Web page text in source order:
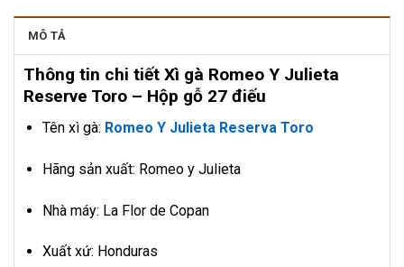
MÔ TẢ
Thông tin chi tiết Xì gà Romeo Y Julieta
Reserve Toro – Hộp gỗ 27 điếu
Tên xì gà: Romeo Y Julieta Reserva Toro
Hãng sản xuất: Romeo y Julieta
Nhà máy: La Flor de Copan
Xuất xứ: Honduras